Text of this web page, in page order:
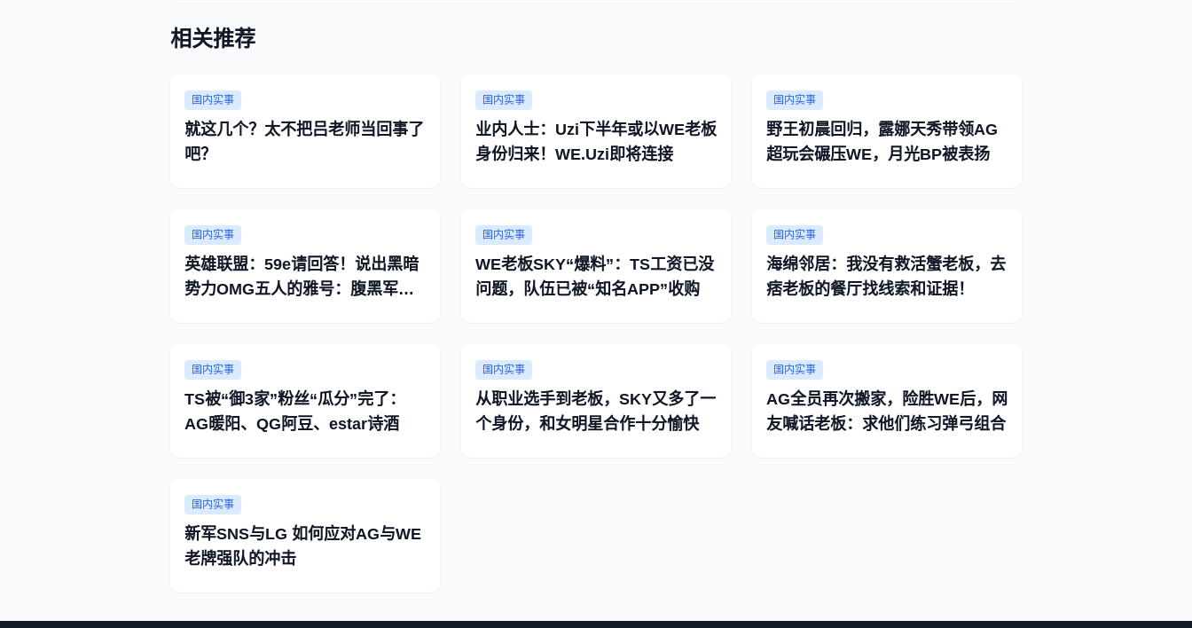
相关推荐
国内实事
就这几个？太不把吕老师当回事了
吧？
国内实事
业内人士：Uzi下半年或以WE老板
身份归来！WE.Uzi即将连接
国内实事
野王初晨回归，露娜天秀带领AG
超玩会碾压WE，月光BP被表扬
国内实事
英雄联盟：59e请回答！说出黑暗
势力OMG五人的雅号：腹黑军师
国内实事
WE老板SKY“爆料”：TS工资已没
问题，队伍已被“知名APP”收购
国内实事
海绵邻居：我没有救活蟹老板，去
痞老板的餐厅找线索和证据！
国内实事
TS被“御3家”粉丝“瓜分”完了：
AG暖阳、QG阿豆、estar诗酒
国内实事
从职业选手到老板，SKY又多了一
个身份，和女明星合作十分愉快
国内实事
AG全员再次搬家，险胜WE后，网
友喊话老板：求他们练习弹弓组合
国内实事
新军SNS与LG 如何应对AG与WE
老牌强队的冲击